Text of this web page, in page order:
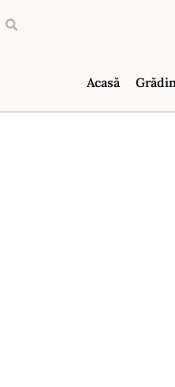
Acasă